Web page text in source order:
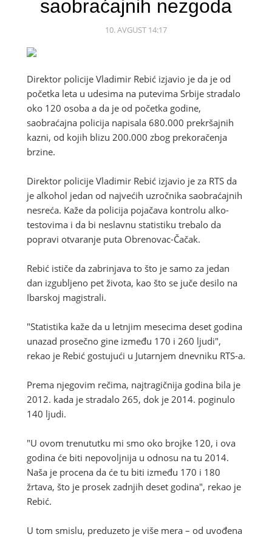
saobraćajnih nezgoda
10. AVGUST 14:17
Direktor policije Vladimir Rebić izjavio je da je od
početka leta u udesima na putevima Srbije stradalo
oko 120 osoba a da je od početka godine,
saobraćajna policija napisala 680.000 prekršajnih
kazni, od kojih blizu 200.000 zbog prekoračenja
brzine.
Direktor policije Vladimir Rebić izjavio je za RTS da
je alkohol jedan od najvećih uzročnika saobraćajnih
nesreća. Kaže da policija pojačava kontrolu alko-
testovima i da bi neslavnu statistiku trebalo da
popravi otvaranje puta Obrenovac-Čačak.
Rebić ističe da zabrinjava to što je samo za jedan
dan izgubljeno pet života, kao što se juče desilo na
Ibarskoj magistrali.
"Statistika kaže da u letnjim mesecima deset godina
unazad prosečno gine između 170 i 260 ljudi",
rekao je Rebić gostujući u Jutarnjem dnevniku RTS-a.
Prema njegovim rečima, najtragičnija godina bila je
2012. kada je stradalo 265, dok je 2014. poginulo
140 ljudi.
"U ovom trenututku mi smo oko brojke 120, i ova
godina će biti nepovoljnija u odnosu na tu 2014.
Naša je procena da će tu biti između 170 i 180
žrtava, što je prosek zadnjih deset godina", rekao je
Rebić.
U tom smislu, preduzeto je više mera – od uvođena